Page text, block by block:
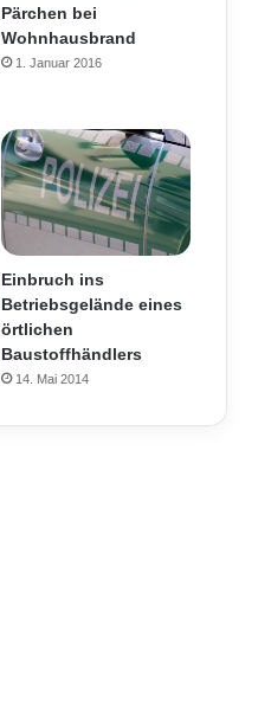
Pärchen bei
Wohnhausbrand
1. Januar 2016
Einbruch ins
Betriebsgelände eines
örtlichen
Baustoffhändlers
14. Mai 2014